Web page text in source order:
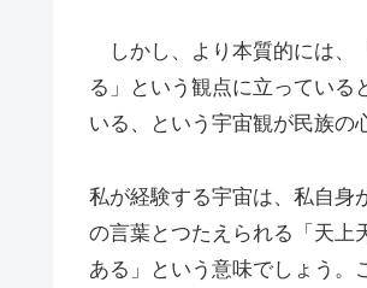
しかし、より本質的には、
る」という観点に立っている
いる、という宇宙観が民族の
私が経験する宇宙は、私自身
の言葉とつたえられる「天上
ある」という意味でしょう。